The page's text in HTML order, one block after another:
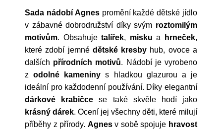
Sada nádobí Agnespromění každé dětské jídlo
v zábavné dobrodružství díky svým roztomilým
motivům. Obsahujetalířek, misku a hrneček,
které zdobí jemnédětské kresby hub, ovoce a
dalších přírodních motivů. Nádobí je vyrobeno
zodolné kameniny s hladkou glazurou a je
ideální pro každodenní používání. Díky elegantní
dárkové krabičce se také skvěle hodí jako
krásný dárek. Ocení jej všechny děti, které milují
příběhy z přírody. Agnesv sobě spojuje hravost